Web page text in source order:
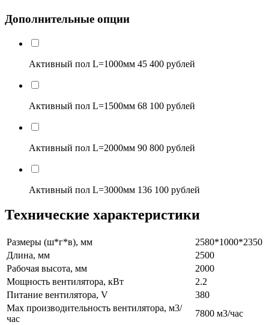
Дополнительные опции
Активный пол L=1000мм 45 400 рублей
Активный пол L=1500мм 68 100 рублей
Активный пол L=2000мм 90 800 рублей
Активный пол L=3000мм 136 100 рублей
Технические характеристики
Размеры (ш*г*в), мм
2580*1000*2350
Длина, мм
2500
Рабочая высота, мм
2000
Мощность вентилятора, кВт
2.2
Питание вентилятора, V
380
Max производительность вентилятора, м3/
час
7800 м3/час